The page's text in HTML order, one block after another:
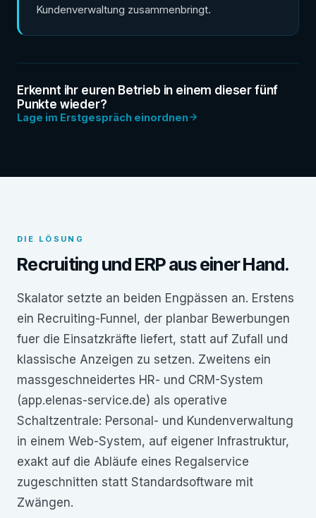
Kundenverwaltung zusammenbringt.
Erkennt ihr euren Betrieb in einem dieser fünf
Punkte wieder?
Lage im Erstgespräch einordnen
DIE LÖSUNG
Recruiting und ERP aus einer Hand.
Skalator setzte an beiden Engpässen an. Erstens
ein Recruiting-Funnel, der planbar Bewerbungen
fuer die Einsatzkräfte liefert, statt auf Zufall und
klassische Anzeigen zu setzen. Zweitens ein
massgeschneidertes HR- und CRM-System
(app.elenas-service.de) als operative
Schaltzentrale: Personal- und Kundenverwaltung
in einem Web-System, auf eigener Infrastruktur,
exakt auf die Abläufe eines Regalservice
zugeschnitten statt Standardsoftware mit
Zwängen.